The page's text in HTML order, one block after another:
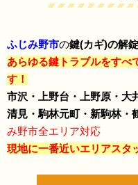
ふじみ野市の鍵(カギ)の解
あらゆる鍵トラブルをすべ
す！
市沢・上野台・上野原・大
清見・駒林元町・新駒林・
み野市全エリア対応
現地に一番近いエリアスタ